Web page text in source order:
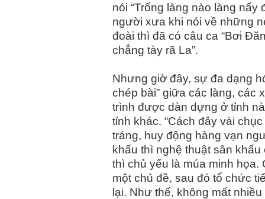
nói “Trống làng nào làng nấy
người xưa khi nói về những
đoài thì đã có câu ca “Bơi
chẳng tày rã La”.
Nhưng giờ đây, sự đa dạng
chép bài” giữa các làng, các
trình được dàn dựng ở tỉnh
tỉnh khác. “Cách đây vài
tráng, huy động hàng vạn
khấu thì nghệ thuật sân
thì chủ yếu là múa minh
một chủ đề, sau đó tổ chức
lại. Như thế, không mất